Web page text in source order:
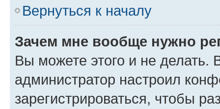
Вернуться к началу
Зачем мне вообще нужно
Вы можете этого и не делать.
администратор настроил
зарегистрироваться, чтобы